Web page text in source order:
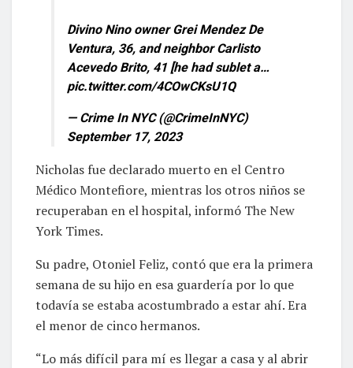
Divino Nino owner Grei Mendez De
Ventura, 36, and neighbor Carlisto
Acevedo Brito, 41 [he had sublet a…
pic.twitter.com/4COwCKsU1Q
— Crime In NYC (@CrimeInNYC)
September 17, 2023
Nicholas fue declarado muerto en el Centro
Médico Montefiore, mientras los otros niños se
recuperaban en el hospital, informó The New
York Times.
Su padre, Otoniel Feliz, contó que era la primera
semana de su hijo en esa guardería por lo que
todavía se estaba acostumbrado a estar ahí. Era
el menor de cinco hermanos.
“Lo más difícil para mí es llegar a casa y al abrir